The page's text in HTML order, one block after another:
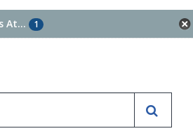
At... 1